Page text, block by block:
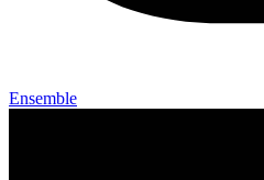
Ensemble